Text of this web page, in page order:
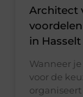
Architect
in Hasselt
Wanneer
voor de
organiseert